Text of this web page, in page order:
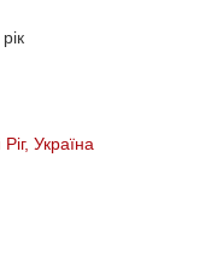
Україна